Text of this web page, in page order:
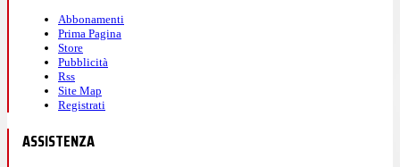
Abbonamenti
Prima Pagina
Store
Pubblicità
Rss
Site Map
Registrati
ASSISTENZA